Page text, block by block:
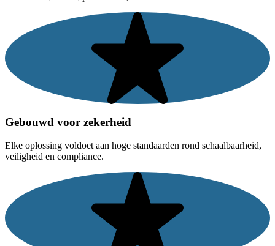
Gebouwd voor zekerheid
Elke oplossing voldoet aan hoge standaarden rond schaalbaarheid,
veiligheid en compliance.